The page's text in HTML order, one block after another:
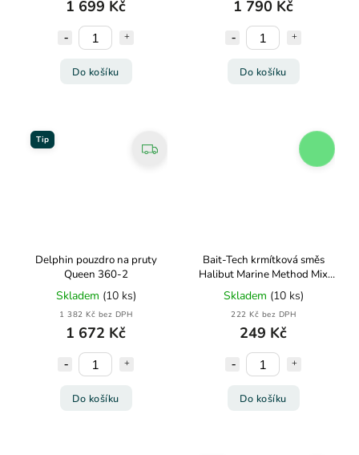
1 699 Kč
Do košíku
1 790 Kč
Do košíku
Tip
Delphin pouzdro na pruty
Queen 360-2
Skladem (10 ks)
1 382 Kč bez DPH
1 672 Kč
Do košíku
Bait-Tech krmítková směs
Halibut Marine Method Mix
2kg
Skladem (10 ks)
222 Kč bez DPH
249 Kč
Do košíku